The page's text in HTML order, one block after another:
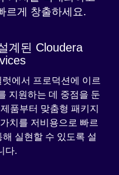
르게 창출하세요.
계된 Cloudera
에서 프로덕션에 이르
지원하는 데 중점을 둔
품부터 맞춤형 패키지
치를 저비용으로 빠르
실현할 수 있도록 설
다.